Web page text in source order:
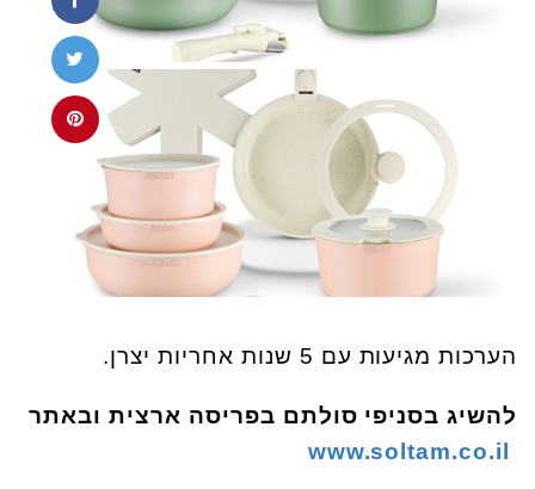
הערכות מגיעות עם 5 שנות אחריות יצרן.
להשיג בסניפי סולתם בפריסה ארצית ובאתר
www.soltam.co.il